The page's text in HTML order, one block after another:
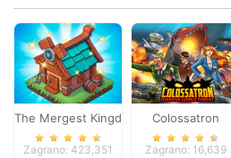
The Mergest Kingdom
Zagrano: 423,351
Colossatron
Zagrano: 16,639